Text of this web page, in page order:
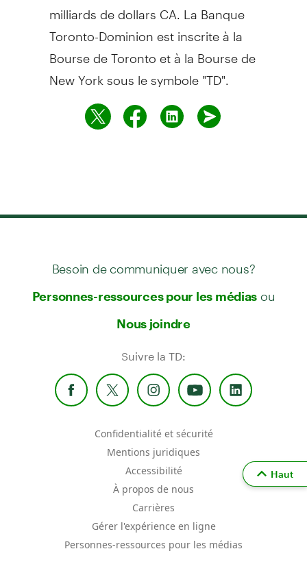
milliards de dollars CA. La Banque
Toronto-Dominion est inscrite à la
Bourse de Toronto et à la Bourse de
New York sous le symbole "TD".
Besoin de communiquer avec nous?
Personnes-ressources pour les médias ou
Nous joindre
Suivre la TD:
Confidentialité et sécurité
Mentions juridiques
Accessibilité
À propos de nous
Carrières
Gérer l'expérience en ligne
Personnes-ressources pour les médias
Haut